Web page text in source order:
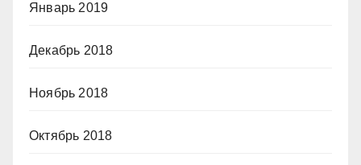
Январь 2019
Декабрь 2018
Ноябрь 2018
Октябрь 2018